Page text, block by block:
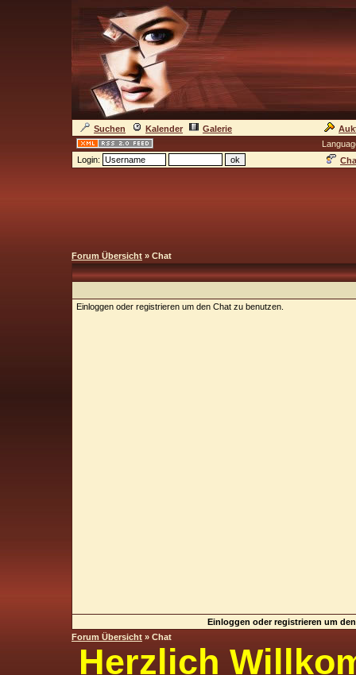
Suchen Kalender Galerie
Login:
Forum Übersicht » Chat
Einloggen oder registrieren um den Chat zu benutzen.
Einloggen oder registrieren um
Forum Übersicht » Chat
Herzlich